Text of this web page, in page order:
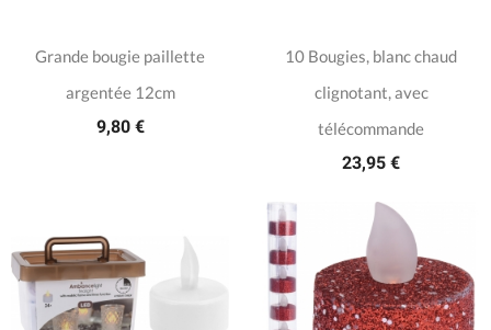
Grande bougie paillette
argentée 12cm
9,80 €
10 Bougies, blanc chaud
clignotant, avec
télécommande
23,95 €